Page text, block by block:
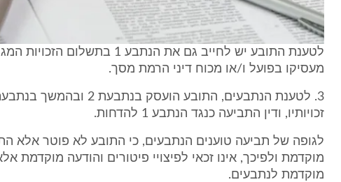
לטענת התובע יש לחייב גם את הנתבע 1
מעסיקו בפועל ו/או מכוח דיני הרמת מסך.
זכויותיו, ודין התביעה כנגד הנתבע 1 להדחות.
לגופה של תביעה טוענים הנתבעים, כי התובע לא פוטר אלא
מוקדמת ולפיכך, אינו זכאי לפיצויי פיטורים והודעה מוקדמת
מוקדמת לנתבעים.